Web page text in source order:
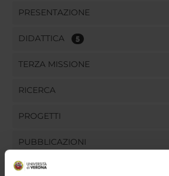
PRESENTAZIONE
DIDATTICA 5
TERZA MISSIONE
RICERCA
PROGETTI
PUBBLICAZIONI
INCARICHI